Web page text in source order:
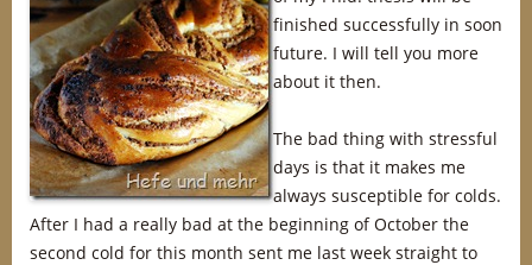
finished successfully in soon
future. I will tell you more
about it then.
The bad thing with stressful
days is that it makes me
always susceptible for colds.
After I had a really bad at the beginning of October the
second cold for this month sent me last week straight to